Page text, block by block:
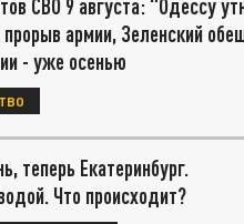
СВО 9 августа: "Одессу
армии, Зеленский
- уже осенью
теперь Екатеринбург.
Что происходит?